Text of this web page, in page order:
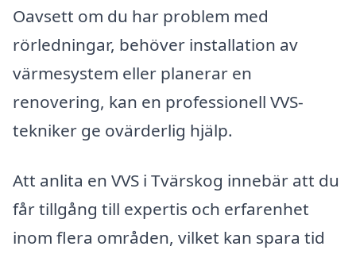
Oavsett om du har problem med
rörledningar, behöver installation av
värmesystem eller planerar en
renovering, kan en professionell VVS-
tekniker ge ovärderlig hjälp.
Att anlita en VVS i Tvärskog innebär att du
får tillgång till expertis och erfarenhet
inom flera områden, vilket kan spara tid